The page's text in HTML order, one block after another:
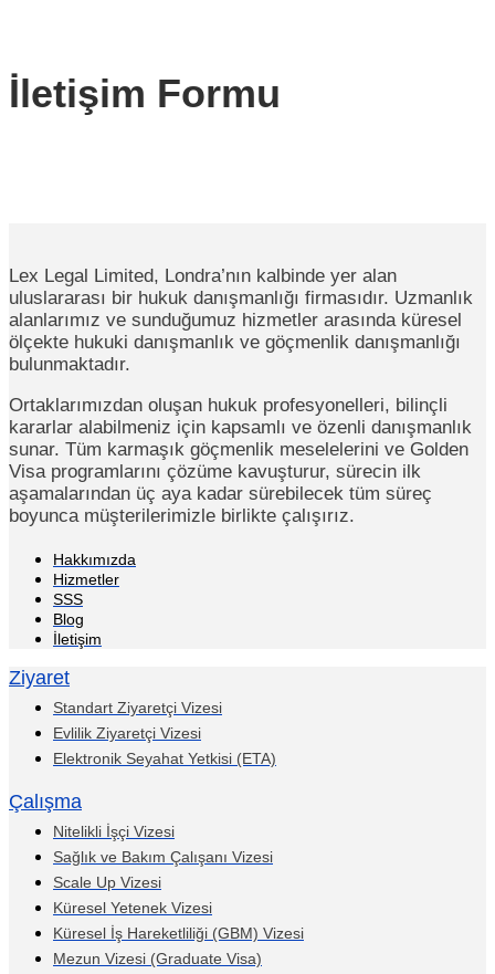
İletişim Formu
Lex Legal Limited, Londra’nın kalbinde yer alan
uluslararası bir hukuk danışmanlığı firmasıdır. Uzmanlık
alanlarımız ve sunduğumuz hizmetler arasında küresel
ölçekte hukuki danışmanlık ve göçmenlik danışmanlığı
bulunmaktadır.
Ortaklarımızdan oluşan hukuk profesyonelleri, bilinçli
kararlar alabilmeniz için kapsamlı ve özenli danışmanlık
sunar. Tüm karmaşık göçmenlik meselelerini ve Golden
Visa programlarını çözüme kavuşturur, sürecin ilk
aşamalarından üç aya kadar sürebilecek tüm süreç
boyunca müşterilerimizle birlikte çalışırız.
Hakkımızda
Hizmetler
SSS
Blog
İletişim
Ziyaret
Standart Ziyaretçi Vizesi
Evlilik Ziyaretçi Vizesi
Elektronik Seyahat Yetkisi (ETA)
Çalışma
Nitelikli İşçi Vizesi
Sağlık ve Bakım Çalışanı Vizesi
Scale Up Vizesi
Küresel Yetenek Vizesi
Küresel İş Hareketliliği (GBM) Vizesi
Mezun Vizesi (Graduate Visa)